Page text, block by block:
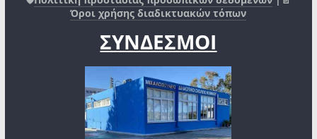
Όροι χρήσης διαδικτυακών τόπων
ΣΥΝΔΕΣΜΟΙ